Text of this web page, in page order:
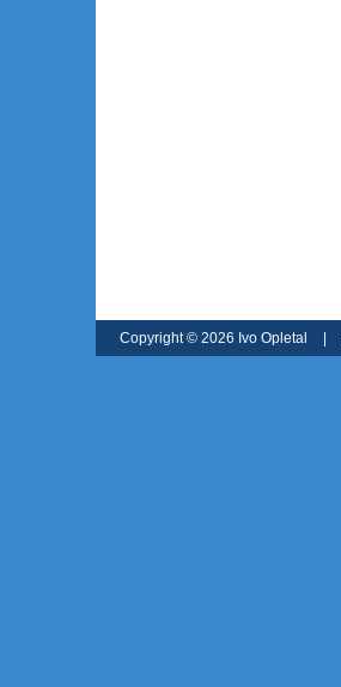
Copyright © 2026 Ivo Opletal |